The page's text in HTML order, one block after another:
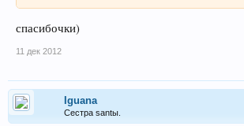
спасибочки)
11 дек 2012
Iguana
Сестра santы.